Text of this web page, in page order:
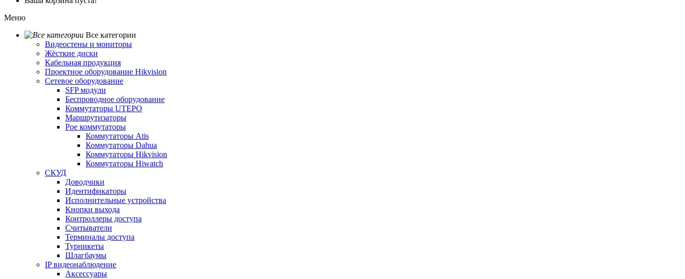
Меню
Все категории
Видеостены и мониторы
Жёсткие диски
Кабельная продукция
Проектное оборудование Hikvision
Сетевое оборудование
SFP модули
Беспроводное оборудование
Коммутаторы UTEPO
Маршрутизаторы
Poe коммутаторы
Коммутаторы Atis
Коммутаторы Dahua
Коммутаторы Hikvision
Коммутаторы Hiwatch
СКУД
Доводчики
Идентификаторы
Исполнительные устройства
Кнопки выхода
Контроллеры доступа
Считыватели
Терминалы доступа
Турникеты
Шлагбаумы
IP видеонаблюдение
Аксессуары